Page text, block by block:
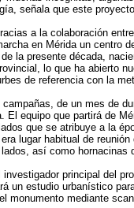
señala que este
a la colaboración
en Mérida un centro
la presente década,
lo que ha abierto
de referencia con la
de un mes de
El equipo que partirá de
que se atribuye a la
lugar habitual de reunión
así como
principal del
un estudio urbanístico
monumento mediante